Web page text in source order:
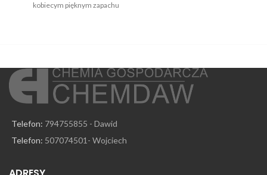
kobiecym pięknym zapachu
Telefon: 794755855 - Dawid
Telefon: 507074501- Wojciech